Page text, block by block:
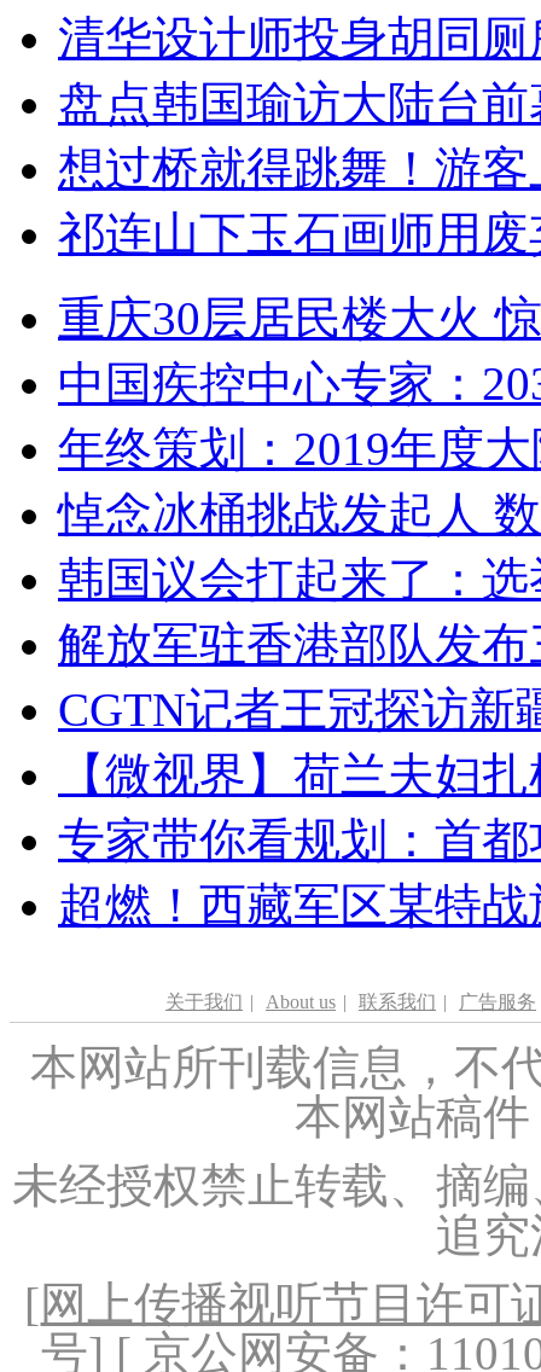
清华设计师投身胡同
盘点韩国瑜访大陆台
想过桥就得跳舞！游客
祁连山下玉石画师用
重庆30层居民楼大火
中国疾控中心专家：
年终策划：2019年度
悼念冰桶挑战发起人
韩国议会打起来了：
解放军驻香港部队发
CGTN记者王冠探访新
【微视界】荷兰夫妇
专家带你看规划：首
超燃！西藏军区某特
关于我们 | About us | 联系我们 | 广告服务
本网站所刊载信息，不
本网站稿
未经授权禁止转载、摘
追
[网上传播视听节目许可
号] [ 京公网安备：